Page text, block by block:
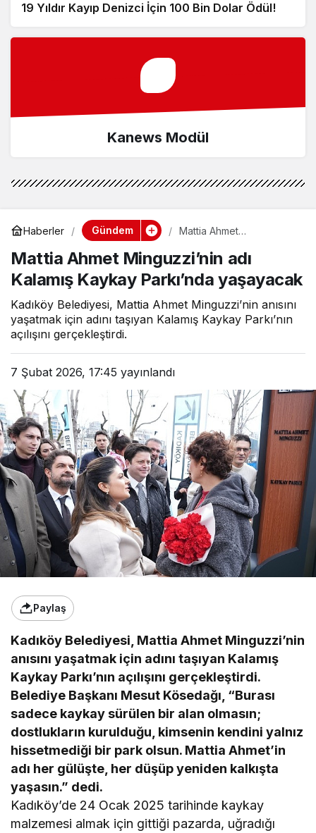
19 Yıldır Kayıp Denizci İçin 100 Bin Dolar Ödül!
Kanews Modül
Haberler Gündem
Mattia Ahmet
Kaykay Parkı’nda
yaşayacak
Mattia Ahmet Minguzzi’nin adı
Kalamış Kaykay Parkı’nda yaşayacak
Kadıköy Belediyesi, Mattia Ahmet Minguzzi’nin anısını
yaşatmak için adını taşıyan Kalamış Kaykay Parkı’nın
açılışını gerçekleştirdi.
7 Şubat 2026, 17:45 yayınlandı
Paylaş
Kadıköy Belediyesi, Mattia Ahmet Minguzzi’nin
anısını yaşatmak için adını taşıyan Kalamış
Kaykay Parkı’nın açılışını gerçekleştirdi.
Belediye Başkanı Mesut Kösedağı, “Burası
sadece kaykay sürülen bir alan olmasın;
dostlukların kurulduğu, kimsenin kendini yalnız
hissetmediği bir park olsun. Mattia Ahmet’in
adı her gülüşte, her düşüp yeniden kalkışta
yaşasın.” dedi.
Kadıköy’de 24 Ocak 2025 tarihinde kaykay
malzemesi almak için gittiği pazarda, uğradığı